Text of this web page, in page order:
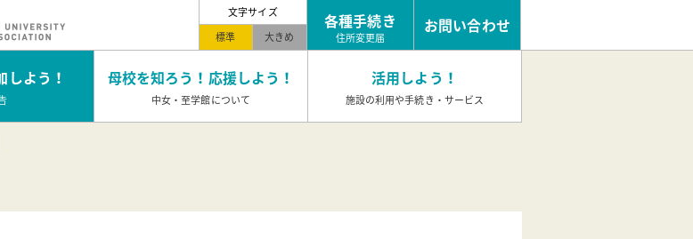
文字サイズ
標準
大きめ
各種手続き
住所変更届
お問い合わせ
しよう！ 母校を知ろう！ 応援しよう！
中女・至学館について
活用しよう！
施設の利用や手続き・サービス